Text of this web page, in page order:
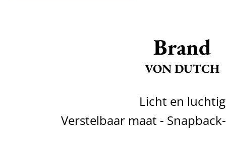
Brand
VON DUTCH
Licht en luchtig
Verstelbaar maat -